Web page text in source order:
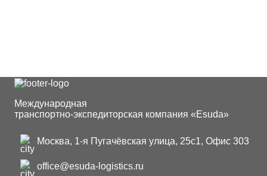
Международная
транспортно-экспедиторская компания «Esuda»
Москва, 1-я Пугачёвская улица, 25с1, Офис 303
office@esuda-logistics.ru